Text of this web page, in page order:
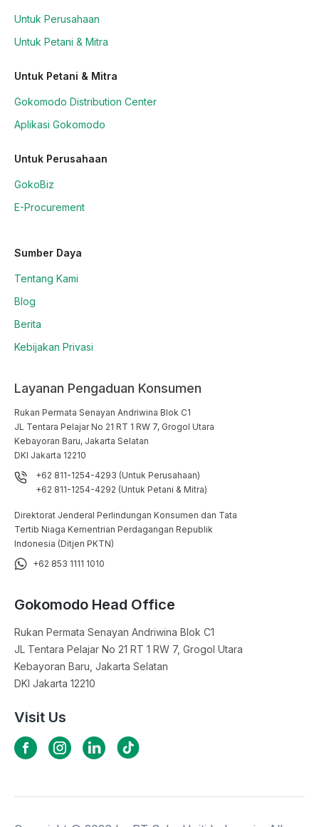
Untuk Perusahaan
Untuk Petani & Mitra
Untuk Petani & Mitra
Gokomodo Distribution Center
Aplikasi Gokomodo
Untuk Perusahaan
GokoBiz
E-Procurement
Sumber Daya
Tentang Kami
Blog
Berita
Kebijakan Privasi
Layanan Pengaduan Konsumen
Rukan Permata Senayan Andriwina Blok C1
JL Tentara Pelajar No 21 RT 1 RW 7, Grogol Utara
Kebayoran Baru, Jakarta Selatan
DKI Jakarta 12210
+62 811-1254-4293 (Untuk Perusahaan)
+62 811-1254-4292 (Untuk Petani & Mitra)
Direktorat Jenderal Perlindungan Konsumen dan Tata
Tertib Niaga Kementrian Perdagangan Republik
Indonesia (Ditjen PKTN)
+62 853 1111 1010
Gokomodo Head Office
Rukan Permata Senayan Andriwina Blok C1
JL Tentara Pelajar No 21 RT 1 RW 7, Grogol Utara
Kebayoran Baru, Jakarta Selatan
DKI Jakarta 12210
Visit Us